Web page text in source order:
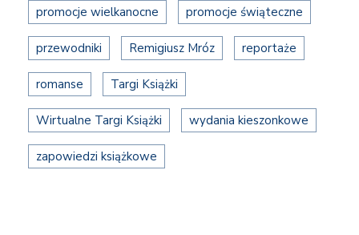
promocje wielkanocne promocje świąteczne
przewodniki Remigiusz Mróz reportaże
romanse Targi Książki
Wirtualne Targi Książki wydania kieszonkowe
zapowiedzi książkowe